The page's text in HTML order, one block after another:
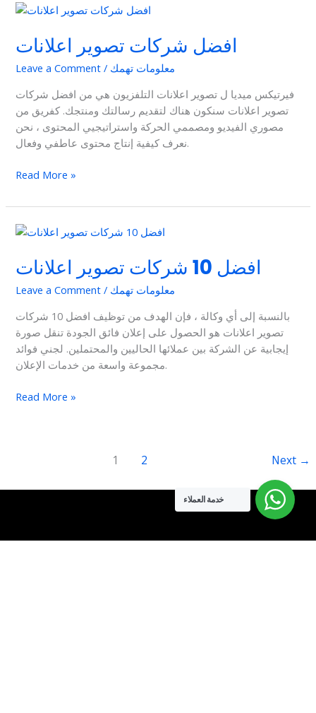
افضل شركات تصوير اعلانات
Leave a Comment / معلومات تهمك
فيرتيكس ميديا ل تصوير اعلانات التلفزيون هي من افضل شركات
تصوير اعلانات سنكون هناك لتقديم رسالتك ومنتجك. كفريق من
مصوري الفيديو ومصممي الحركة واستراتيجيي المحتوى ، نحن
نعرف كيفية إنتاج محتوى عاطفي وفعال.
افضل
تصوير
اعلانات
Read More »
افضل 10 شركات تصوير اعلانات
Leave a Comment / معلومات تهمك
بالنسبة إلى أي وكالة ، فإن الهدف من توظيف افضل 10 شركات
تصوير اعلانات هو الحصول على إعلان فائق الجودة تنقل صورة
إيجابية عن الشركة بين عملائها الحاليين والمحتملين. لجني فوائد
مجموعة واسعة من خدمات الإعلان.
افضل
شركات
تصوير
اعلانات
Read More »
1 2 Next →
خدمة العملاء